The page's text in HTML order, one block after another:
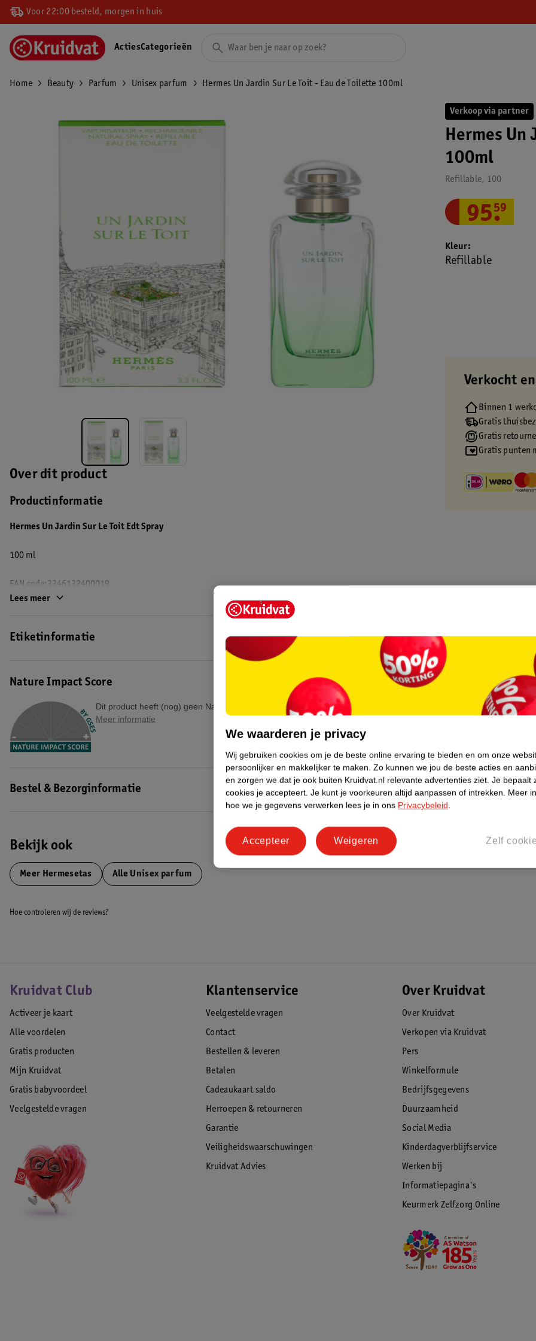
Voor 22:00 besteld, morgen in huis
ActiesCategorieën
Home Beauty Parfum Unisex parfum Hermes Un Jardin Sur Le Toit - Eau de Toilette 100ml
Over dit product
Productinformatie
Hermes Un Jardin Sur Le Toit Edt Spray
100 ml
EAN code:3346132400019
Lees meer
Etiketinformatie
Nature Impact Score
Dit product heeft (nog) geen Nature Impact Score.
Meer informatie
Bestel & Bezorginformatie
Bekijk ook
Meer Hermesetas Alle Unisex parfum
Verkoop via partner
Hermes Un
100ml
Refillable, 100
95.
59
Kleur
Refillable
Verkocht
Binnen 1
Gratis
Gratis
Gratis punten
Hoe controleren wij de reviews?
Kruidvat Club
Activeer je kaart
Alle voordelen
Gratis producten
Mijn Kruidvat
Gratis babyvoordeel
Veelgestelde vragen
Klantenservice
Veelgestelde vragen
Contact
Bestellen & leveren
Betalen
Cadeaukaart saldo
Herroepen & retourneren
Garantie
Veiligheidswaarschuwingen
Kruidvat Advies
Over Kruidvat
Over Kruidvat
Verkopen via Kruidvat
Pers
Winkelformule
Bedrijfsgegevens
Duurzaamheid
Social Media
Kinderdagverblijfservice
Werken bij
Informatiepagina's
Keurmerk Zelfzorg Online
We waarderen je privacy
Wij gebruiken cookies om je de beste online ervaring te bieden en om onze
persoonlijker en makkelijker te maken. Zo kunnen we jou de beste acties en
en zorgen we dat je ook buiten Kruidvat.nl relevante advertenties ziet. Je bepaalt
cookies je accepteert. Je kunt je voorkeuren altijd aanpassen of intrekken. Meer
hoe we je gegevens verwerken lees je in ons Privacybeleid.
Zelf
Weigeren
Accepteer